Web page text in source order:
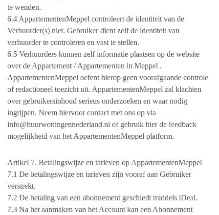
te wenden.
6.4 AppartementenMeppel controleert de identiteit van de
Verhuurder(s) niet. Gebruiker dient zelf de identiteit van
verhuurder te controleren en vast te stellen.
6.5 Verhuurders kunnen zelf informatie plaatsen op de website
over de Appartement / Appartementen in Meppel .
AppartementenMeppel oefent hierop geen voorafgaande controle
of redactioneel toezicht uit. AppartementenMeppel zal klachten
over gebruikersinhoud serieus onderzoeken en waar nodig
ingrijpen. Neem hiervoor contact met ons op via
info@huurwoningennederland.nl of gebruik hier de feedback
mogelijkheid van het AppartementenMeppel platform.
Artikel 7. Betalingswijze en tarieven op AppartementenMeppel
7.1 De betalingswijze en tarieven zijn vooraf aan Gebruiker
verstrekt.
7.2 De betaling van een abonnement geschiedt middels iDeal.
7.3 Na het aanmaken van het Account kan een Abonnement